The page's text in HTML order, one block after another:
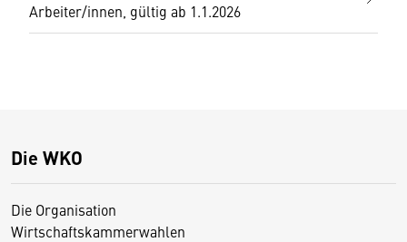
Arbeiter/innen, gültig ab 1.1.2026
Die WKO
Die Organisation
Wirtschaftskammerwahlen